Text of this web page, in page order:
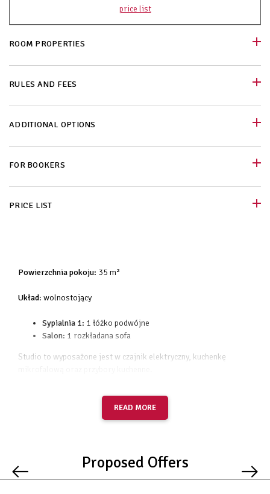
price list
ROOM PROPERTIES
RULES AND FEES
ADDITIONAL OPTIONS
FOR BOOKERS
PRICE LIST
Powierzchnia pokoju: 35 m²
Układ: wolnostojący
Sypialnia 1: 1 łóżko podwójne
Salon: 1 rozkładana sofa
Studio to wyposażone jest w czajnik elektryczny, kuchenkę
telewizor z płaskim ekranem
szafa / garderoba
READ MORE
Proposed Offers